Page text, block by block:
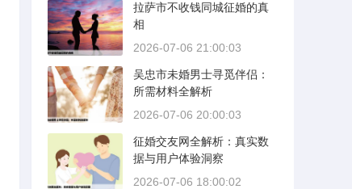
拉萨市不收钱同城征婚的真
相
2026-07-06 21:00:03
吴忠市未婚男士寻觅伴侣：
所需材料全解析
2026-07-06 20:00:03
征婚交友网全解析：真实数
据与用户体验洞察
2026-07-06 18:00:02